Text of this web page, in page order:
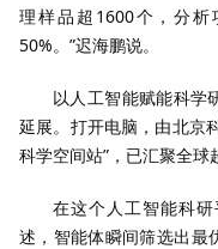
理样品超1600个，分
50%。”迟海鹏说。
以人工智能赋能科学
延展。打开电脑，由北京
科学空间站”，已汇聚全球
在这个人工智能科
述，智能体瞬间筛选出最